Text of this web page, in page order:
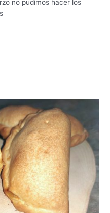
no pudimos hacer los